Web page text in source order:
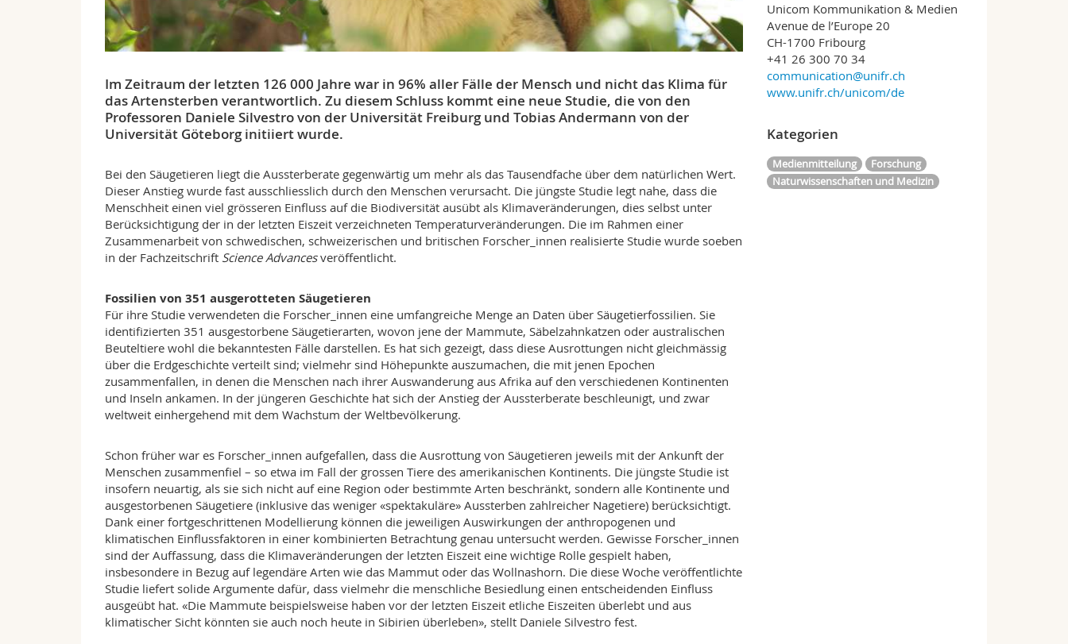
Im Zeitraum der letzten 126 000 Jahre war in 96% aller Fälle der Mensch und nicht das Klima für
das Artensterben verantwortlich. Zu diesem Schluss kommt eine neue Studie, die von den
Professoren Daniele Silvestro von der Universität Freiburg und Tobias Andermann von der
Universität Göteborg initiiert wurde.
Bei den Säugetieren liegt die Aussterberate gegenwärtig um mehr als das Tausendfache über dem natürlichen Wert.
Dieser Anstieg wurde fast ausschliesslich durch den Menschen verursacht. Die jüngste Studie legt nahe, dass die
Menschheit einen viel grösseren Einfluss auf die Biodiversität ausübt als Klimaveränderungen, dies selbst unter
Berücksichtigung der in der letzten Eiszeit verzeichneten Temperaturveränderungen. Die im Rahmen einer
Zusammenarbeit von schwedischen, schweizerischen und britischen Forscher_innen realisierte Studie wurde soeben
in der Fachzeitschrift Science Advancesveröffentlicht.
Fossilien von 351 ausgerotteten Säugetieren
Für ihre Studie verwendeten die Forscher_innen eine umfangreiche Menge an Daten über Säugetierfossilien. Sie
identifizierten 351 ausgestorbene Säugetierarten, wovon jene der Mammute, Säbelzahnkatzen oder australischen
Beuteltiere wohl die bekanntesten Fälle darstellen. Es hat sich gezeigt, dass diese Ausrottungen nicht gleichmässig
über die Erdgeschichte verteilt sind; vielmehr sind Höhepunkte auszumachen, die mit jenen Epochen
zusammenfallen, in denen die Menschen nach ihrer Auswanderung aus Afrika auf den verschiedenen Kontinenten
und Inseln ankamen. In der jüngeren Geschichte hat sich der Anstieg der Aussterberate beschleunigt, und zwar
weltweit einhergehend mit dem Wachstum der Weltbevölkerung.
Schon früher war es Forscher_innen aufgefallen, dass die Ausrottung von Säugetieren jeweils mit der Ankunft der
Menschen zusammenfiel – so etwa im Fall der grossen Tiere des amerikanischen Kontinents. Die jüngste Studie ist
insofern neuartig, als sie sich nicht auf eine Region oder bestimmte Arten beschränkt, sondern alle Kontinente und
ausgestorbenen Säugetiere (inklusive das weniger «spektakuläre» Aussterben zahlreicher Nagetiere) berücksichtigt.
Dank einer fortgeschrittenen Modellierung können die jeweiligen Auswirkungen der anthropogenen und
klimatischen Einflussfaktoren in einer kombinierten Betrachtung genau untersucht werden. Gewisse Forscher_innen
sind der Auffassung, dass die Klimaveränderungen der letzten Eiszeit eine wichtige Rolle gespielt haben,
insbesondere in Bezug auf legendäre Arten wie das Mammut oder das Wollnashorn. Die diese Woche veröffentlichte
Studie liefert solide Argumente dafür, dass vielmehr die menschliche Besiedlung einen entscheidenden Einfluss
ausgeübt hat. «Die Mammute beispielsweise haben vor der letzten Eiszeit etliche Eiszeiten überlebt und aus
klimatischer Sicht könnten sie auch noch heute in Sibirien überleben», stellt Daniele Silvestro fest.
Unicom Kommunikation & Medien
Avenue de l’Europe 20
CH-1700 Fribourg
+41 26 300 70 34
communication@unifr.ch
www.unifr.ch/unicom/de
Kategorien
Medienmitteilung
Forschung
Naturwissenschaften und Medizin